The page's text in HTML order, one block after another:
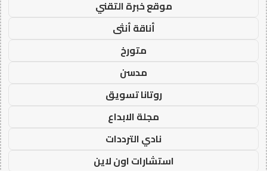
موقع خبرة التقني
أناقة أنثى
متورخ
مدسن
روتانا تسويق
مجلة الابداع
نادي الترددات
استشارات اون لاين